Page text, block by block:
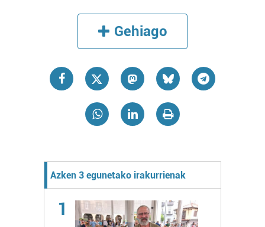
Gehiago
Azken 3 egunetako irakurrienak
1